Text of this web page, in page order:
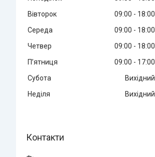
Вівторок
09:00
18:00
Середа
09:00
18:00
Четвер
09:00
18:00
Пʼятниця
09:00
17:00
Субота
Вихідний
Неділя
Вихідний